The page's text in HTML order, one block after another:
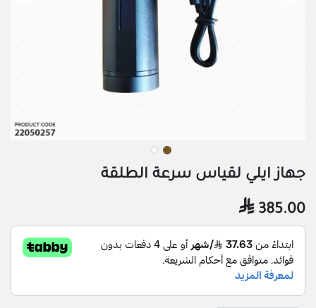
جهاز ايلي لقياس سرعة الطلقة
385.00
